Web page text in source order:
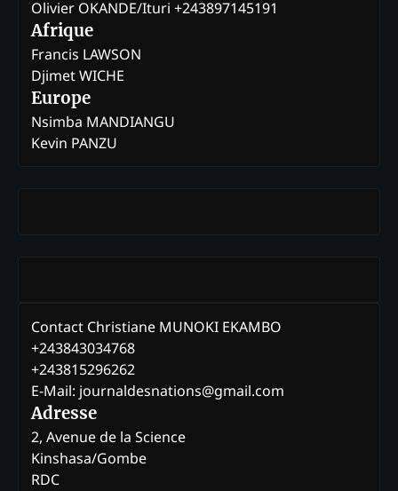
Olivier OKANDE/Ituri +243897145191
Afrique
Francis LAWSON
Djimet WICHE
Europe
Nsimba MANDIANGU
Kevin PANZU
Contact Christiane MUNOKI EKAMBO
+243843034768
+243815296262
E-Mail: journaldesnations@gmail.com
Adresse
2, Avenue de la Science
Kinshasa/Gombe
RDC